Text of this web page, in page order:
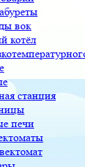
вок
котёл
станция
печи